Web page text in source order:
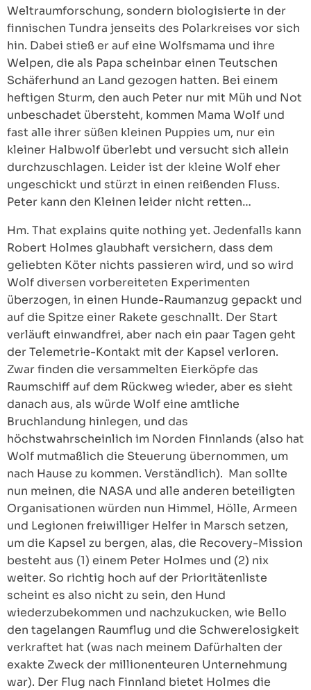
Weltraumforschung, sondern biologisierte in der
finnischen Tundra jenseits des Polarkreises vor sich
hin. Dabei stieß er auf eine Wolfsmama und ihre
Welpen, die als Papa scheinbar einen Teutschen
Schäferhund an Land gezogen hatten. Bei einem
heftigen Sturm, den auch Peter nur mit Müh und Not
unbeschadet übersteht, kommen Mama Wolf und
fast alle ihrer süßen kleinen Puppies um, nur ein
kleiner Halbwolf überlebt und versucht sich allein
durchzuschlagen. Leider ist der kleine Wolf eher
ungeschickt und stürzt in einen reißenden Fluss.
Peter kann den Kleinen leider nicht retten…
Hm. That explains quite nothing yet. Jedenfalls kann
Robert Holmes glaubhaft versichern, dass dem
geliebten Köter nichts passieren wird, und so wird
Wolf diversen vorbereiteten Experimenten
überzogen, in einen Hunde-Raumanzug gepackt und
auf die Spitze einer Rakete geschnallt. Der Start
verläuft einwandfrei, aber nach ein paar Tagen geht
der Telemetrie-Kontakt mit der Kapsel verloren.
Zwar finden die versammelten Eierköpfe das
Raumschiff auf dem Rückweg wieder, aber es sieht
danach aus, als würde Wolf eine amtliche
Bruchlandung hinlegen, und das
höchstwahrscheinlich im Norden Finnlands (also hat
Wolf mutmaßlich die Steuerung übernommen, um
nach Hause zu kommen. Verständlich). Man sollte
nun meinen, die NASA und alle anderen beteiligten
Organisationen würden nun Himmel, Hölle, Armeen
und Legionen freiwilliger Helfer in Marsch setzen,
um die Kapsel zu bergen, alas, die Recovery-Mission
besteht aus (1) einem Peter Holmes und (2) nix
weiter. So richtig hoch auf der Prioritätenliste
scheint es also nicht zu sein, den Hund
wiederzubekommen und nachzukucken, wie Bello
den tagelangen Raumflug und die Schwerelosigkeit
verkraftet hat (was nach meinem Dafürhalten der
exakte Zweck der millionenteuren Unternehmung
war). Der Flug nach Finnland bietet Holmes die